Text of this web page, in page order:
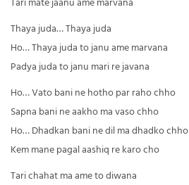
Thaya juda… Thaya juda
Ho… Thaya juda to janu ame marvana
Padya juda to janu mari re javana
Ho… Vato bani ne hotho par raho chho
Sapna bani ne aakho ma vaso chho
Ho… Dhadkan bani ne dil ma dhadko chho
Kem mane pagal aashiq re karo cho
Tari chahat ma ame to diwana